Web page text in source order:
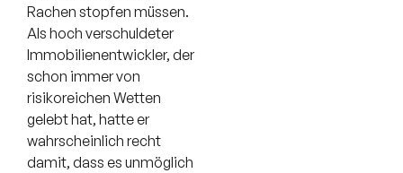
Rachen stopfen müssen.
Als hoch verschuldeter
Immobilienentwickler, der
schon immer von
risikoreichen Wetten
gelebt hat, hatte er
wahrscheinlich recht
damit, dass es unmöglich